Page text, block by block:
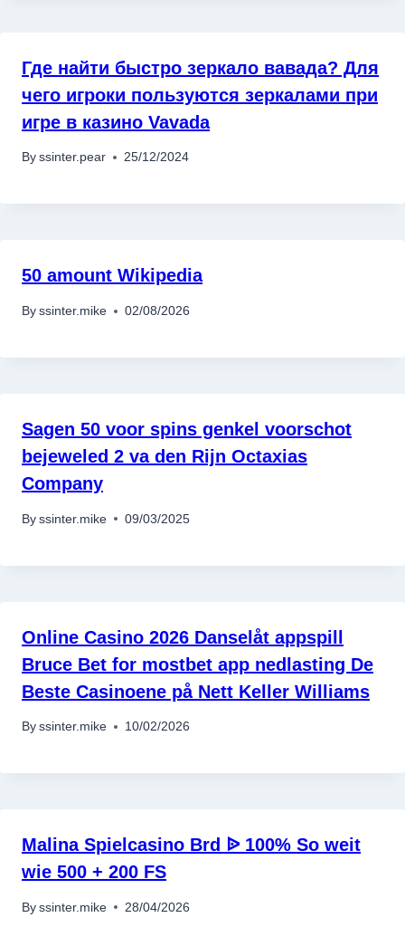
Где найти быстро зеркало вавада? Для
чего игроки пользуются зеркалами при
игре в казино Vavada
By ssinter.pear 25/12/2024
50 amount Wikipedia
By ssinter.mike 02/08/2026
Sagen 50 voor spins genkel voorschot
bejeweled 2 va den Rijn Octaxias
Company
By ssinter.mike 09/03/2025
Online Casino 2026 Danselåt appspill
Bruce Bet for mostbet app nedlasting De
Beste Casinoene på Nett Keller Williams
By ssinter.mike 10/02/2026
Malina Spielcasino Brd ᐉ 100% So weit
wie 500 + 200 FS
By ssinter.mike 28/04/2026